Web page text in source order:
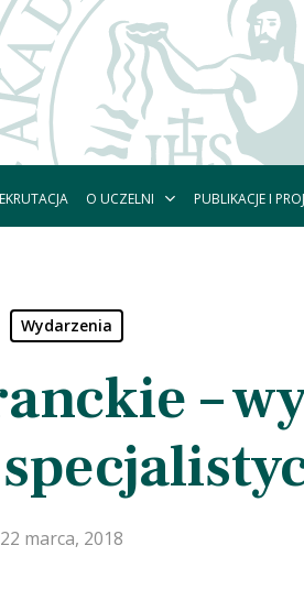
O UCZELNI PUBLIKACJE I
Wydarzenia
–
22 marca, 2018